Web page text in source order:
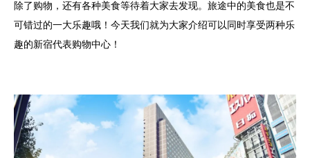
除了购物，还有各种美食等待着大家去发现。旅途中的美食也是不
可错过的一大乐趣哦！今天我们就为大家介绍可以同时享受两种乐
趣的新宿代表购物中心！